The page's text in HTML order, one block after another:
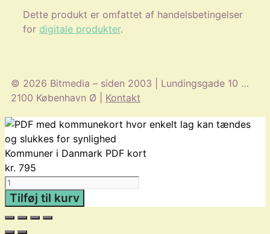
Dette produkt er omfattet af handelsbetingelser
for digitale produkter.
© 2026 Bitmedia – siden 2003 | Lundingsgade 10 …
2100 København Ø | Kontakt
Kommuner i Danmark PDF kort
kr. 795
Kommuner
Danmark
Tilføj til kurv